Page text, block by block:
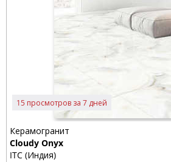
15 просмотров за 7 дней
Керамогранит
Cloudy Onyx
ITC (Индия)